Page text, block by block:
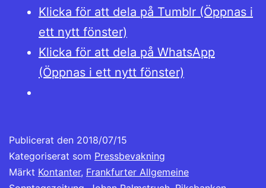
Klicka för att dela på Tumblr (Öppnas i
ett nytt fönster)
Klicka för att dela på WhatsApp
(Öppnas i ett nytt fönster)
Publicerat den 2018/07/15
Kategoriserat som Pressbevakning
Märkt Kontanter, Frankfurter Allgemeine